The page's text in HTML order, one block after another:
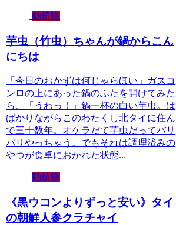
動植物
芋虫（竹虫）ちゃんが鍋からこん
にちは
「今日のおかずは何じゃらほい」ガスコ
ンロの上にあった鍋のふたを開けてみた
ら、「うわっ！」鍋一杯の白い芋虫。は
ばかりながらこのわたくし北タイに住ん
で三十数年。オケラだて芋虫だってバリ
バリやっちゃう。でもそれは調理済みの
やつが食卓におかれた状態...
動植物
《黒ウコンよりずっと安い》タイ
の朝鮮人参クラチャイ